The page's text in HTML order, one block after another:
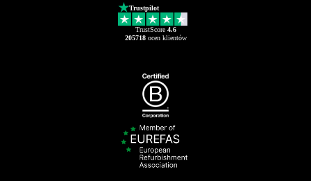
Trustpilot
TrustScore 4.6
205718ocen klientów